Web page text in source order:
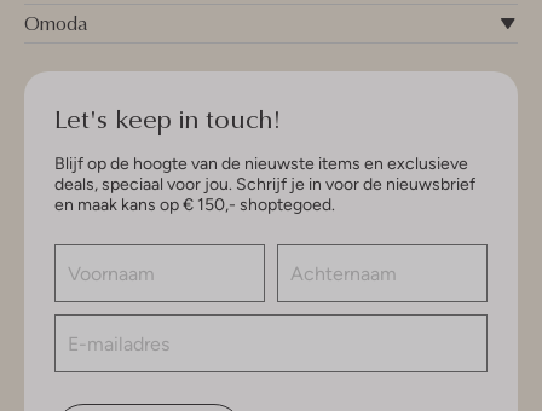
Omoda
Let's keep in touch!
Blijf op de hoogte van de nieuwste items en exclusieve
deals, speciaal voor jou. Schrijf je in voor de nieuwsbrief
en maak kans op € 150,- shoptegoed.